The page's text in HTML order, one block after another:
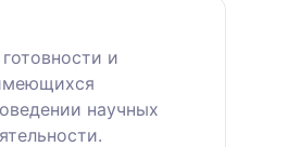
и
научных